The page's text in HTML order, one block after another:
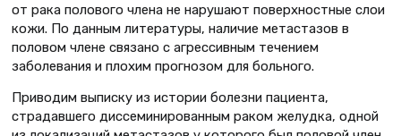
от рака полового члена не нарушают поверхностные слои
кожи. По данным литературы, наличие метастазов в
половом члене связано с агрессивным течением
заболевания и плохим прогнозом для больного.
Приводим выписку из истории болезни пациента,
страдавшего диссеминированным раком желудка, одной